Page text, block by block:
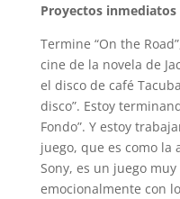
Proyectos inmediatos
Termine “On the
cine de la novela de
el disco de café
disco”. Estoy
Fondo”. Y estoy
juego, que es como la
Sony, es un juego
emocionalmente con